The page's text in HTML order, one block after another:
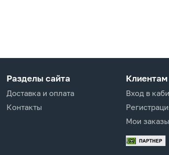
Разделы сайта
Доставка и оплата
Контакты
Клиентам
Вход в
Мои заказы